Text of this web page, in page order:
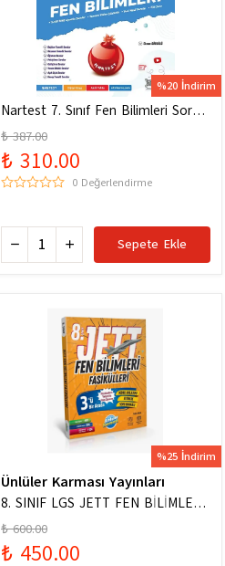
%20 İndirim
Nartest 7. Sınıf Fen Bilimleri Soru
Hazinesi Yeni Maarif Modele Uygun
₺ 387.00
₺ 310.00
0 Değerlendirme
Sepete Ekle
%25 İndirim
Ünlüler Karması Yayınları
8. SINIF LGS JETT FEN BİLİMLERİ
FASİKÜLLERİ
₺ 600.00
₺ 450.00